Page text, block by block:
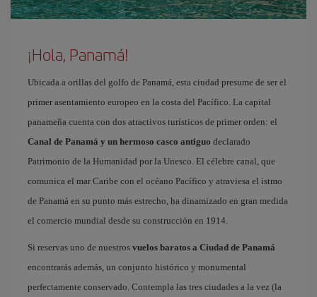
¡Hola, Panamá!
Ubicada a orillas del golfo de Panamá, esta ciudad presume de ser el
primer asentamiento europeo en la costa del Pacífico. La capital
panameña cuenta con dos atractivos turísticos de primer orden: el
Canal de Panamá y un hermoso casco antiguo declarado
Patrimonio de la Humanidad por la Unesco. El célebre canal, que
comunica el mar Caribe con el océano Pacífico y atraviesa el istmo
de Panamá en su punto más estrecho, ha dinamizado en gran medida
el comercio mundial desde su construcción en 1914.
Si reservas uno de nuestros vuelos baratos a Ciudad de Panam
encontrarás además, un conjunto histórico y monumental
perfectamente conservado. Contempla las tres ciudades a la vez (la